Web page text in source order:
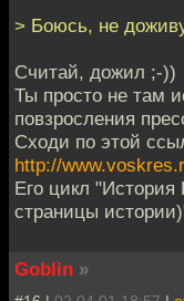
> Боюсь, не
Считай, дожил ;-))
Ты просто не там
повзросления
Сходи по этой
http://
Его цикл
страницы
Goblin »